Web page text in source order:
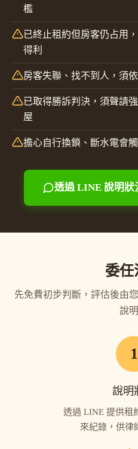
檻
已終止租約但房客仍占用
得利
房客失聯、找不到人，須
已取得勝訴判決，須聲請
屋
擔心自行換鎖、斷水電會
透過 LINE 說明狀
委任
先免費初步判斷，評估後由
說
1
說明
透過 LINE 提供租
來紀錄，供律